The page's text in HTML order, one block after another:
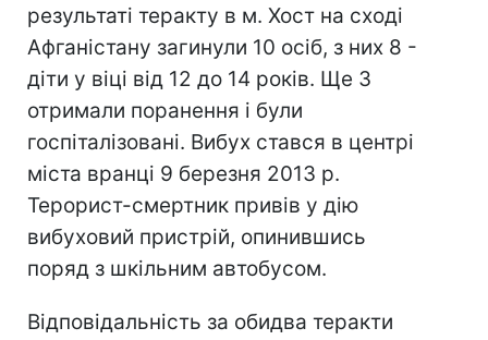
результаті теракту в м. Хост на сході
Афганістану загинули 10 осіб, з них 8 -
діти у віці від 12 до 14 років. Ще 3
отримали поранення і були
госпіталізовані. Вибух стався в центрі
міста вранці 9 березня 2013 р.
Терорист-смертник привів у дію
вибуховий пристрій, опинившись
поряд з шкільним автобусом.
Відповідальність за обидва теракти